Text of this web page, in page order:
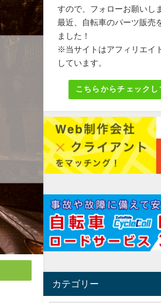
すので、フォローお願いし
最近、自転車のパーツ販売
ました！
※当サイトはアフィリエイ
しています。
こちらからチェックし
カテゴリー